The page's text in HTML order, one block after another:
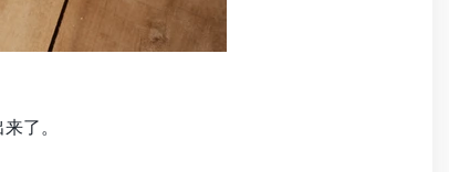
了。